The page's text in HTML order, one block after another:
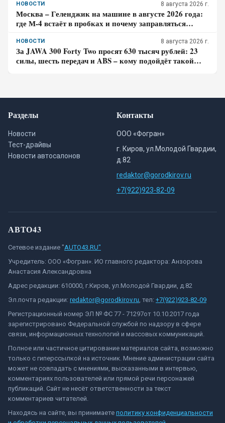
НОВОСТИ 8 августа 2026 г.
Москва – Геленджик на машине в августе 2026 года:
где М-4 встаёт в пробках и почему заправляться
НОВОСТИ 8 августа 2026 г.
За JAWA 300 Forty Two просят 630 тысяч рублей: 23
силы, шесть передач и ABS – кому подойдёт такой
Разделы
Новости
Тест-драйвы
Новости автосалонов
Контакты
ООО «Фогран»
г. Киров, ул.Молодой Гвардии,
д.82
redaktor@gorodkirov.ru
+7(922)923-82-09
АВТО43
Сетевое издание "AUTO43.RU"
Учредитель: ООО «Фогран». ИО главного редактора: Анзорова
Анастасия Александровна
Адрес редакции: 610000, г.Киров, ул.Молодой Гвардии, д.82
Эл.почта редакции: redaktor@gorodkirov.ru, тел: +7(922)923-82-09
Регистрационный номер ЭЛ № ФС 77 - 71297от 10.10.2017 года
зарегистрировано Федеральной службой по надзору в сфере
связи, информационных технологий и массовых коммуникаций.
Полное или частичное цитирование материалов сайта, возможно
только с гиперссылкой на источник. Мнение администрации сайта
может не совпадать с мнениями, высказанными в интервью,
комментариях пользователей или прямой речи персонажей
публикаций. Сайт не несёт ответственности за текст
комментариев читателей.
Находясь на сайте, вы принимаете политику конфиденциальности